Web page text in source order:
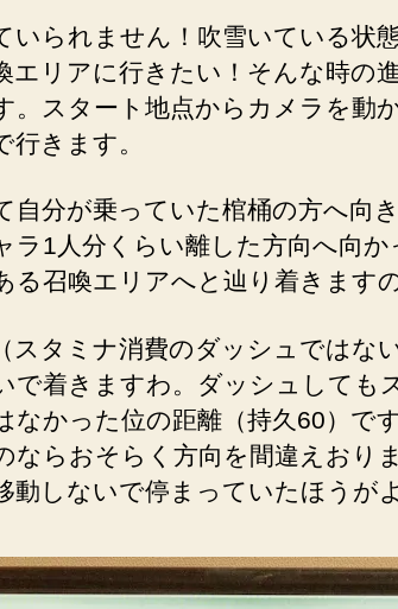
いられません！吹雪いている状
エリアに行きたい！そんな時の
。スタート地点からカメラを動
行きます。
自分が乗っていた棺桶の方へ向
ラ1人分くらい離した方向へ向か
る召喚エリアへと辿り着きますの
スタミナ消費のダッシュではな
で着きますわ。ダッシュしても
なかった位の距離（持久60）で
ならおそらく方向を間違えおり
動しないで停まっていたほうが